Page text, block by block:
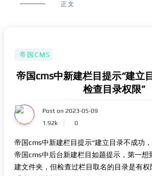
正文
帝国CMS
帝国cms中新建栏目提示“建立
检查目录权限”
Post on 2023-05-09
1.92k
0
帝国cms中新建栏目提示“建立目录不成功
帝国cms中后台新建栏目如题提示，第一想
建文件夹，但检查过栏目取名的目录是有权